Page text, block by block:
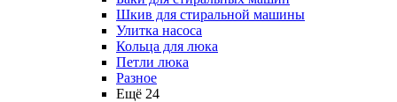
Шкив для стиральной машины
Улитка насоса
Кольца для люка
Петли люка
Разное
Ещё 24